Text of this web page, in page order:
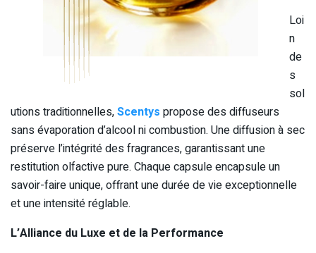
Loi
n
de
s
sol
utions traditionnelles,Scentys propose des diffuseurs
sans évaporation d’alcool ni combustion. Une diffusion à sec
préserve l’intégrité des fragrances, garantissant une
restitution olfactive pure. Chaque capsule encapsule un
savoir-faire unique, offrant une durée de vie exceptionnelle
et une intensité réglable.
L’Alliance du Luxe et de la Performance